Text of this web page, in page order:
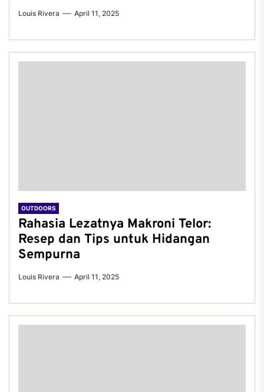
Louis Rivera April 11, 2025
OUTDOORS
Rahasia Lezatnya Makroni Telor:
Resep dan Tips untuk Hidangan
Sempurna
Louis Rivera April 11, 2025